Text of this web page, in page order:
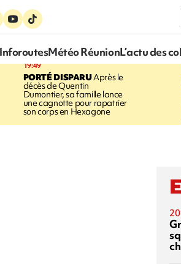
InforoutesMétéo RéunionL’actu des
19:49
PORTÉ DISPARUAprès le
décès de Quentin
Dumontier, sa famille lance
une cagnotte pour rapatrier
son corps en Hexagone